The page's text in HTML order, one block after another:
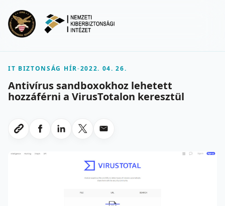
IT BIZTONSÁG HÍR-2022. 04. 26.
Antivírus sandboxokhoz lehetett
hozzáférni a VirusTotalon keresztül
Link masolasa
Megosztas Facebookon
Megosztas LinkedInen
Megosztas X-en
Megosztas emailben